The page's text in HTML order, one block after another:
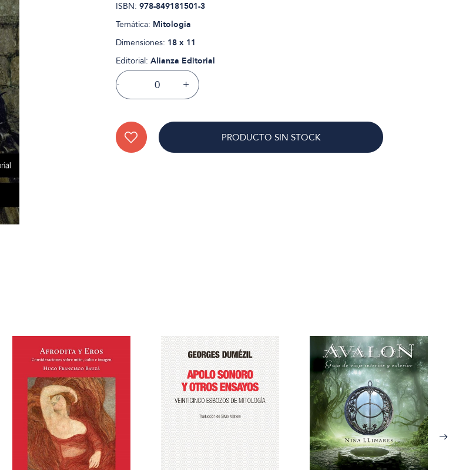
ISBN: 978-849181501-3
Temática: Mitologia
Dimensiones: 18 x 11
Editorial: Alianza Editorial
- +
PRODUCTO SIN STOCK